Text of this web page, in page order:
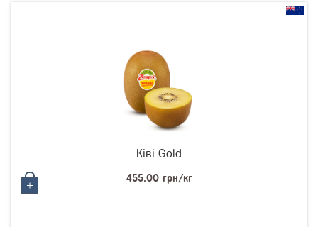
Ківі Gold
455.00 грн/кг